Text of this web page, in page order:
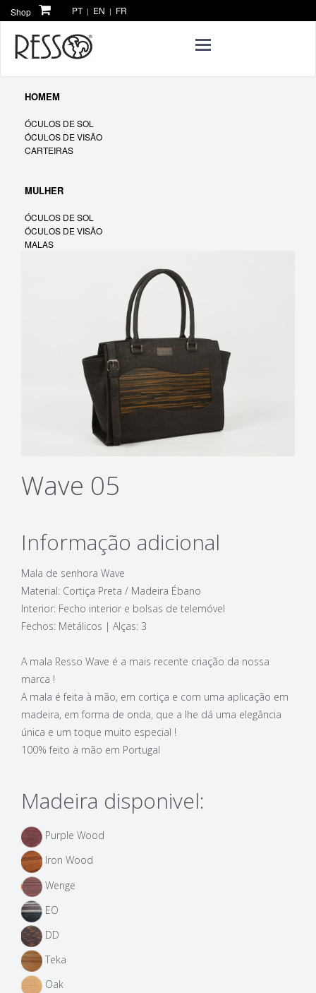
Shop PT| EN | FR
HOMEM
ÓCULOS DE SOL
ÓCULOS DE VISÃO
CARTEIRAS
MULHER
ÓCULOS DE SOL
ÓCULOS DE VISÃO
MALAS
Wave 05
Informação adicional
Mala de senhora Wave
Material: Cortiça Preta / Madeira Ébano
Interior: Fecho interior e bolsas de telemóvel
Fechos: Metálicos | Alças: 3
A mala Resso Wave é a mais recente criação da nossa
marca !
A mala é feita à mão, em cortiça e com uma aplicação em
madeira, em forma de onda, que a lhe dá uma elegância
única e um toque muito especial !
100% feito à mão em Portugal
Madeira disponivel:
Purple Wood
Iron Wood
Wenge
EO
DD
Teka
Oak